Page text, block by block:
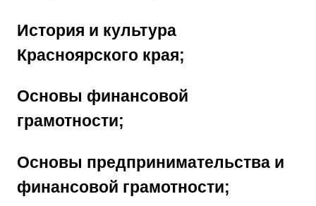
История и культура
Красноярского края;
Основы финансовой
грамотности;
Основы предпринимательства и
финансовой грамотности;